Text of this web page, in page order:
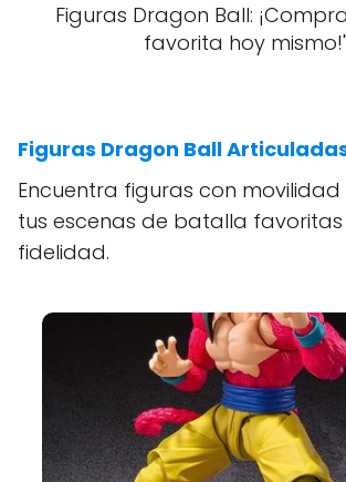
Figuras Dragon Ball:
favorita hoy
Figuras Dragon Ball
Encuentra figuras con
tus escenas de batalla
fidelidad.